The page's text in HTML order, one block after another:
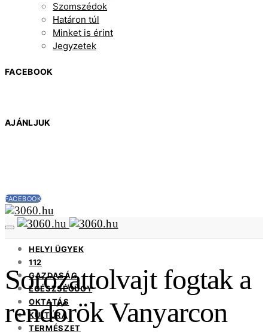
Szomszédok
Határon túl
Minket is érint
Jegyzetek
FACEBOOK
AJÁNLJUK
FACEBOOK
HELYI ÜGYEK
112
GAZDASÁG
EGÉSZSÉGÜGY
OKTATÁS
KULTÚRA
TERMÉSZET
Sorozattolvajt fogtak a
rendőrök Vanyarcon